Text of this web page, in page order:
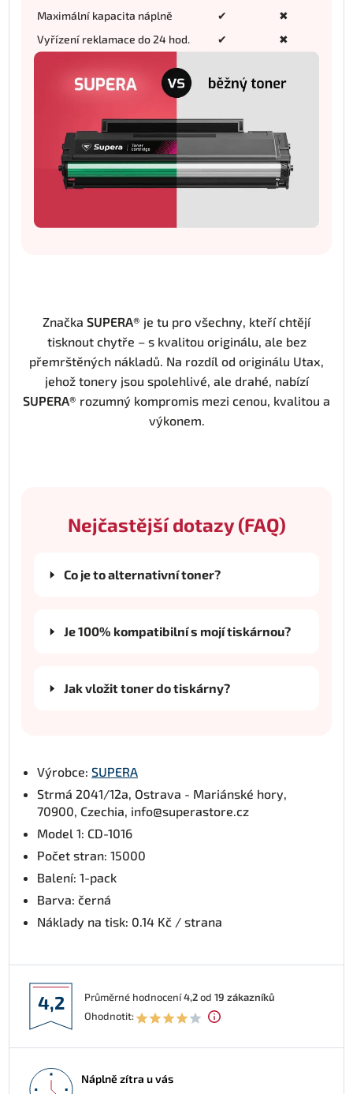
Maximální kapacita náplně ✔
✖
Vyřízení reklamace do 24 hod.
✔ ✖
Značka SUPERA® je tu pro všechny, kteří chtějí
tisknout chytře – s kvalitou originálu, ale bez
přemrštěných nákladů. Na rozdíl od originálu Utax,
jehož tonery jsou spolehlivé, ale drahé, nabízí
SUPERA® rozumný kompromis mezi cenou, kvalitou a
výkonem.
Nejčastější dotazy (FAQ)
Co je to alternativní toner?
Je 100% kompatibilní s mojí tiskárnou?
Jak vložit toner do tiskárny?
Výrobce: SUPERA
Strmá 2041/12a, Ostrava - Mariánské hory,
70900, Czechia, info@superastore.cz
Model 1: CD-1016
Počet stran: 15000
Balení: 1-pack
Barva: černá
Náklady na tisk: 0.14 Kč / strana
4,2 Průměrné hodnocení4,2od 19 zákazníků
Ohodnotit:
Náplně zítra u vás